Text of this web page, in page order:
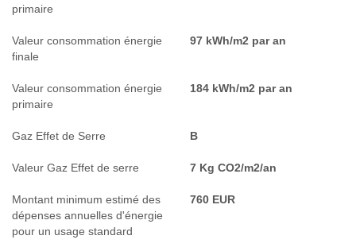
primaire
Valeur consommation énergie
finale
97 kWh/m2 par an
Valeur consommation énergie
primaire
184 kWh/m2 par an
Gaz Effet de Serre B
Valeur Gaz Effet de serre 7 Kg CO2/m2/an
Montant minimum estimé des
dépenses annuelles d'énergie
pour un usage standard
760 EUR